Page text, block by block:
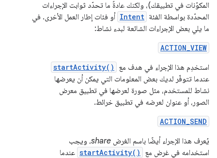
المكوّنات في تطبيقك)، ولكنك عادةً ما تحدّد ثوابت الإجراءات
المحدّدة بواسطة الفئة Intent أو فئات إطار العمل الأخرى. في
ما يلي بعض الإجراءات الشائعة لبدء نشاط:
ACTION_VIEW
استخدِم هذا الإجراء في هدف مع startActivity()
عندما تتوفّر لديك بعض المعلومات التي يمكن أن يعرضها
نشاط للمستخدم، مثل صورة لعرضها في تطبيق معرض
الصور، أو عنوان لعرضه في تطبيق خرائط.
ACTION_SEND
يُعرف هذا الإجراء أيضًا باسم الغرض share، ويجب
استخدامه في غرض مع
startActivity() عندما